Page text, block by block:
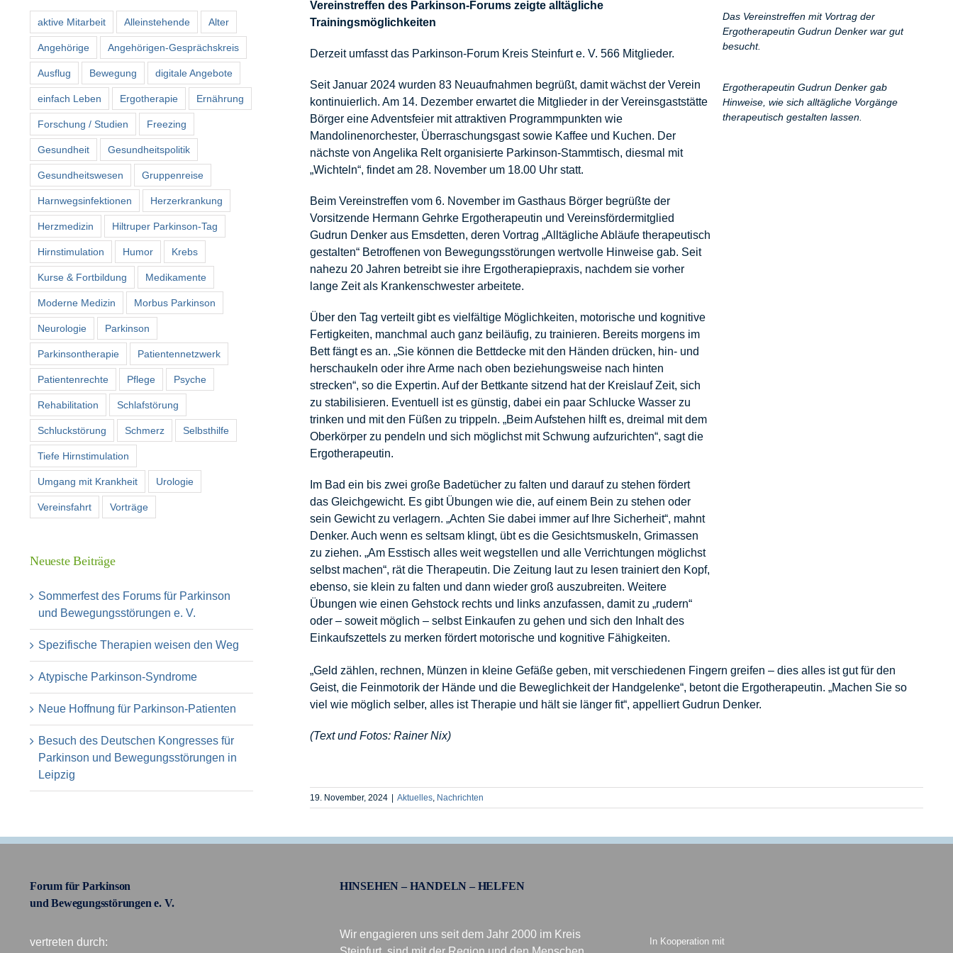
Vereinstreffen des Parkinson-Forums zeigte alltägliche
Trainingsmöglichkeiten
Derzeit umfasst das Parkinson-Forum Kreis Steinfurt e. V. 566 Mitglieder.
Seit Januar 2024 wurden 83 Neuaufnahmen begrüßt, damit wächst der Verein
kontinuierlich. Am 14. Dezember erwartet die Mitglieder in der Vereinsgaststätte
Börger eine Adventsfeier mit attraktiven Programmpunkten wie
Mandolinenorchester, Überraschungsgast sowie Kaffee und Kuchen. Der
nächste von Angelika Relt organisierte Parkinson-Stammtisch, diesmal mit
„Wichteln“, findet am 28. November um 18.00 Uhr statt.
Beim Vereinstreffen vom 6. November im Gasthaus Börger begrüßte der
Vorsitzende Hermann Gehrke Ergotherapeutin und Vereinsfördermitglied
Gudrun Denker aus Emsdetten, deren Vortrag „Alltägliche Abläufe therapeutisch
gestalten“ Betroffenen von Bewegungsstörungen wertvolle Hinweise gab. Seit
nahezu 20 Jahren betreibt sie ihre Ergotherapiepraxis, nachdem sie vorher
lange Zeit als Krankenschwester arbeitete.
Über den Tag verteilt gibt es vielfältige Möglichkeiten, motorische und kognitive
Fertigkeiten, manchmal auch ganz beiläufig, zu trainieren. Bereits morgens im
Bett fängt es an. „Sie können die Bettdecke mit den Händen drücken, hin- und
herschaukeln oder ihre Arme nach oben beziehungsweise nach hinten
strecken“, so die Expertin. Auf der Bettkante sitzend hat der Kreislauf Zeit, sich
zu stabilisieren. Eventuell ist es günstig, dabei ein paar Schlucke Wasser zu
trinken und mit den Füßen zu trippeln. „Beim Aufstehen hilft es, dreimal mit dem
Oberkörper zu pendeln und sich möglichst mit Schwung aufzurichten“, sagt die
Ergotherapeutin.
Im Bad ein bis zwei große Badetücher zu falten und darauf zu stehen fördert
das Gleichgewicht. Es gibt Übungen wie die, auf einem Bein zu stehen oder
sein Gewicht zu verlagern. „Achten Sie dabei immer auf Ihre Sicherheit“, mahnt
Denker. Auch wenn es seltsam klingt, übt es die Gesichtsmuskeln, Grimassen
zu ziehen. „Am Esstisch alles weit wegstellen und alle Verrichtungen möglichst
selbst machen“, rät die Therapeutin. Die Zeitung laut zu lesen trainiert den Kopf,
ebenso, sie klein zu falten und dann wieder groß auszubreiten. Weitere
Übungen wie einen Gehstock rechts und links anzufassen, damit zu „rudern“
oder – soweit möglich – selbst Einkaufen zu gehen und sich den Inhalt des
Einkaufszettels zu merken fördert motorische und kognitive Fähigkeiten.
Das Vereinstreffen mit Vortrag der
Ergotherapeutin Gudrun Denker war gut
besucht.
Ergotherapeutin Gudrun Denker gab
Hinweise, wie sich alltägliche Vorgänge
therapeutisch gestalten lassen.
„Geld zählen, rechnen, Münzen in kleine Gefäße geben, mit verschiedenen Fingern greifen – dies alles ist gut für den
Geist, die Feinmotorik der Hände und die Beweglichkeit der Handgelenke“, betont die Ergotherapeutin. „Machen Sie so
viel wie möglich selber, alles ist Therapie und hält sie länger fit“, appelliert Gudrun Denker.
(Text und Fotos: Rainer Nix)
19. November, 2024 Aktuelles, Nachrichten
aktive Mitarbeit Alleinstehende Alter
Angehörige Angehörigen-Gesprächskreis
Ausflug Bewegung digitale Angebote
einfach Leben Ergotherapie Ernährung
Forschung / Studien Freezing
Gesundheit Gesundheitspolitik
Gesundheitswesen Gruppenreise
Harnwegsinfektionen Herzerkrankung
Herzmedizin Hiltruper Parkinson-Tag
Hirnstimulation Humor Krebs
Kurse & Fortbildung Medikamente
Moderne Medizin Morbus Parkinson
Neurologie Parkinson
Parkinsontherapie Patientennetzwerk
Patientenrechte Pflege Psyche
Rehabilitation Schlafstörung
Schluckstörung Schmerz Selbsthilfe
Tiefe Hirnstimulation
Umgang mit Krankheit Urologie
Vereinsfahrt Vorträge
Neueste Beiträge
Sommerfest des Forums für Parkinson
und Bewegungsstörungen e. V.
Spezifische Therapien weisen den Weg
Atypische Parkinson-Syndrome
Neue Hoffnung für Parkinson-Patienten
Besuch des Deutschen Kongresses für
Parkinson und Bewegungsstörungen in
Leipzig
Forum für Parkinson
und Bewegungsstörungen e. V.
vertreten durch:
HINSEHEN – HANDELN – HELFEN
Wir engagieren uns seit dem Jahr 2000 im Kreis
In Kooperation mit